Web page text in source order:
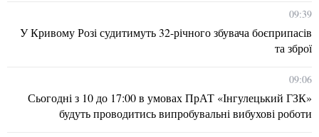
09:39
У Кривому Розі судитимуть 32-річного збувача боєприпасів
та зброї
09:06
Сьогодні з 10 до 17:00 в умовах ПрАТ «Інгулецький ГЗК»
будуть проводитись випробувальні вибухові роботи